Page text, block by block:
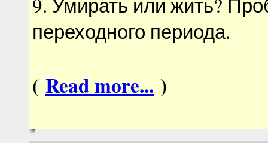
переходного периода.
( Read more... )